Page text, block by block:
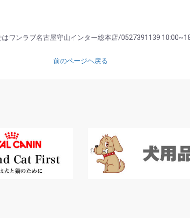
はワンラブ名古屋守山インター総本店/0527391139
前のページヘ戻る